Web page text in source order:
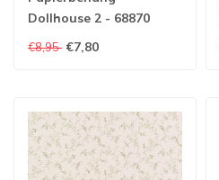
Dollhouse 2 - 68870
€8,95 €7,80